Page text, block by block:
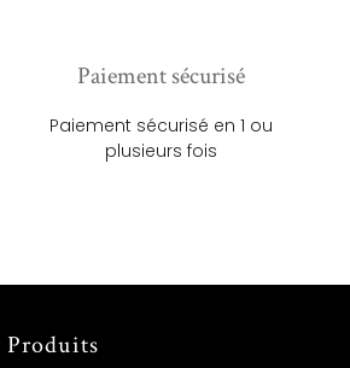
Paiement sécurisé
Paiement sécurisé en 1 ou
plusieurs fois
Produits